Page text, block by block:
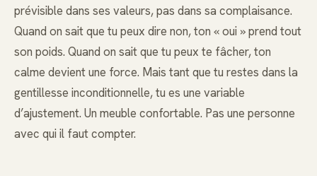
prévisible dans ses valeurs, pas dans sa complaisance.
Quand on sait que tu peux dire non, ton « oui » prend tout
son poids. Quand on sait que tu peux te fâcher, ton
calme devient une force. Mais tant que tu restes dans la
gentillesse inconditionnelle, tu es une variable
d’ajustement. Un meuble confortable. Pas une personne
avec qui il faut compter.